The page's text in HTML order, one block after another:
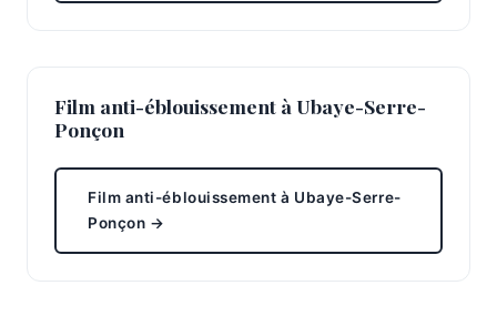
Film anti-éblouissement à Ubaye-Serre-
Ponçon
Film anti-éblouissement à Ubaye-Serre-
Ponçon →